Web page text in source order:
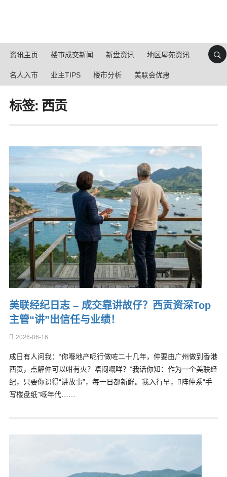
资讯主页 楼市成交新闻 新盘资讯 地区屋苑资讯
名人入市 业主TIPS 楼市分析 美联会优惠
标签: 西贡
美联经纪日志 – 成交靠讲故仔？西贡资深Top
主管“讲”出信任与业绩！
2026-06-16
成日有人问我：“你喺地产呢行做咗二十几年，仲要由广州做到香港
西贡，点解仲可以咁有火？唔闷嘅咩？”我话你知：作为一个美联经
纪，只要你识得“讲故事”，每一日都新鲜。我入行早，𠮶阵仲系“手
写楼盘纸”嘅年代……